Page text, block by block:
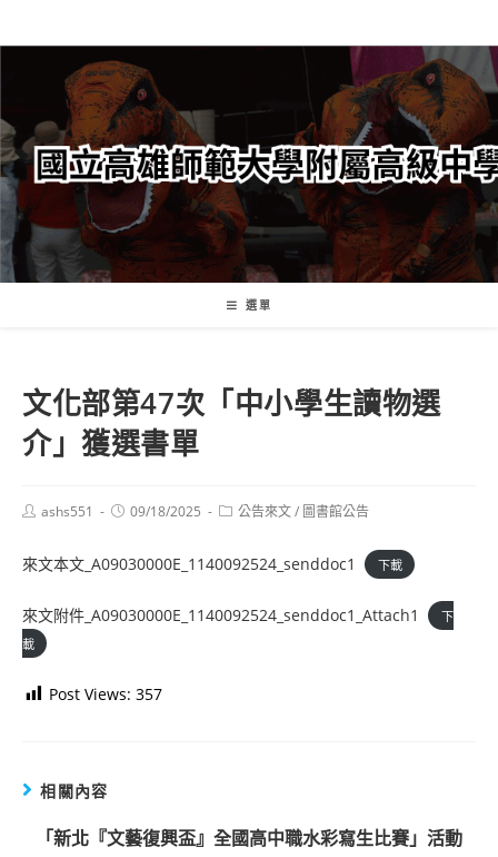
轉
要
內
容
選單
文化部第47次「中小學生讀物選
介」獲選書單
Postashs551
Post09/18/2025
Post公告來文/ 圖書館公告
來文本文_A09030000E_1140092524_senddoc1 下載
來文附件_A09030000E_1140092524_senddoc1_Attach1
下
載
Post Views: 357
相關內容
「新北『文藝復興盃』全國高中職水彩寫生比賽」活動